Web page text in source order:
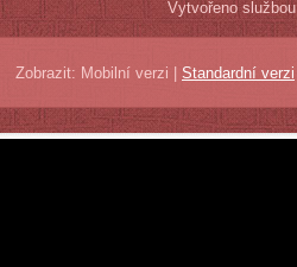
Vytvořeno službou
Zobrazit: Mobilní verzi Standardní verzi